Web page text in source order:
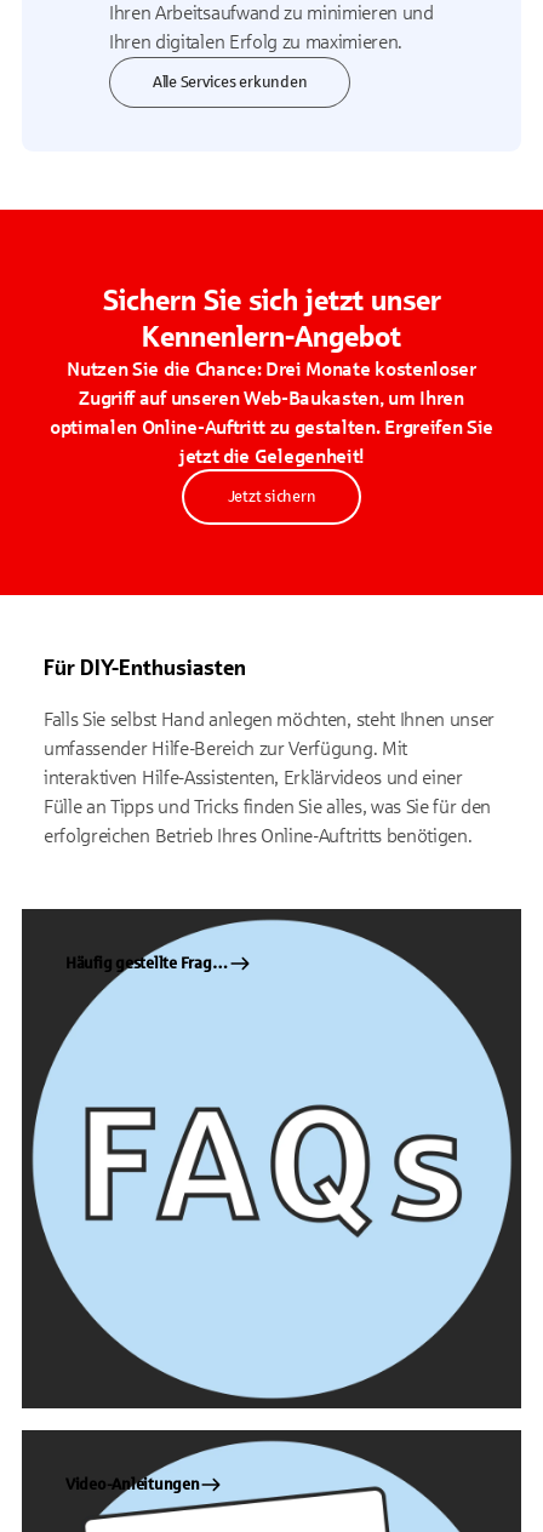
Ihren Arbeitsaufwand zu minimieren und
Ihren digitalen Erfolg zu maximieren.
Alle Services erkunden
Sichern Sie sich jetzt unser
Kennenlern-Angebot
Nutzen Sie die Chance: Drei Monate kostenloser
Zugriff auf unseren Web-Baukasten, um Ihren
optimalen Online-Auftritt zu gestalten. Ergreifen Sie
jetzt die Gelegenheit!
Jetzt sichern
Für DIY-Enthusiasten
Falls Sie selbst Hand anlegen möchten, steht Ihnen unser
umfassender Hilfe-Bereich zur Verfügung. Mit
interaktiven Hilfe-Assistenten, Erklärvideos und einer
Fülle an Tipps und Tricks finden Sie alles, was Sie für den
erfolgreichen Betrieb Ihres Online-Auftritts benötigen.
Häufig gestellte Fragen
Video-Anleitungen